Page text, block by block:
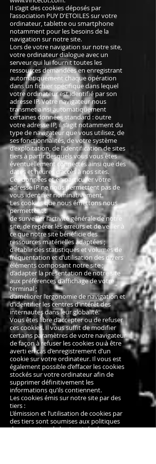
Il s’agit des cookies déposés par
l'association PUY D'ETOILES sur votre
ordinateur, tablette ou smartphone
notamment pour les besoins de la
navigation sur notre site.
Lors de votre navigation sur notre site,
votre ordinateur dialogue avec un
serveur qui lui fournit toutes les
ressources demandées en enregistrant
automatiquement chaque opération
dans un fichier spécifique dans lequel
votre ordinateur est identifié par son
adresse IP. Votre navigateur nous
transmet ainsi automatiquement
certaines données standard : outre
votre adresse IP, il s’agit notamment du
type de navigateur que vous utilisez, de
ses fonctionnalités, de votre système
d’exploitation, de l’identification de sites
tiers à partir desquels vous vous êtes
éventuellement connectés ainsi que des
dates et heures d’accès à nos sites.
Ces données et en particulier votre
adresse IP ne nous permettent pas de
vous identifier nominativement.
Les cookies que nous émettons nous
permettent :
de surveiller l’activité générale de notre
site, de repérer les erreurs et de veiller à
ce que notre site bénéficie des
ressources matérielles adaptées ;
d’établir des statistiques et volumes de
fréquentation et d’utilisation des divers
éléments composant notre site ;
d’adapter la présentation de notre site
aux préférences d’affichage de votre
terminal ;
d’améliorer l’ergonomie de navigation et
d’identifier les centres d’intérêt des
internautes dans leur globalité.
Vous êtes libre d’accepter ou de refuser
ces cookies. Il vous suffit de modifier
certains paramètres de votre navigateur
de façon à refuser les cookies ou à être
averti en cas d’enregistrement d’un
cookie sur votre ordinateur. Il vous est
également possible d’effacer les cookies
stockés sur votre ordinateur afin de
supprimer définitivement les
informations qu’ils contiennent.
Les cookies émis sur notre site par des
tiers :
L’émission et l’utilisation de cookies par
des tiers sont soumises aux politiques
de protection de la vie privée de ces